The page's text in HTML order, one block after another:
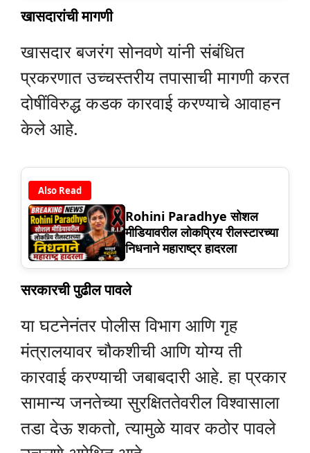
खासदारांची मागणी
खासदार बजरंग सोनवणे यांनी संबंधित
प्रकरणात उच्चस्तरीय तपासाची मागणी करत
दोषींविरुद्ध कडक कारवाई करण्याचे आवाहन
केले आहे.
Also Read
Rohini Paradhye सोशल
मीडियावरील लोकप्रिय रीलस्टारच्या
निधनाने महाराष्ट्र हादरला
सरकारची पुढील पावले
या घटनेनंतर पोलीस विभाग आणि गृह
मंत्रालयावर चौकशीची आणि योग्य ती
कारवाई करण्याची जबाबदारी आहे. हा प्रकार
सामान्य जनतेच्या सुरक्षिततेवरील विश्वासाला
तडा देऊ शकतो, त्यामुळे यावर कठोर पावले